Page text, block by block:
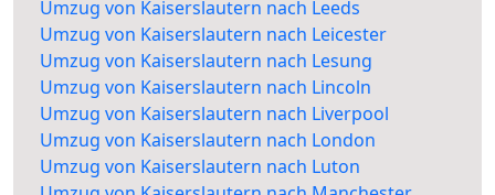
Umzug von Kaiserslautern nach Leeds
Umzug von Kaiserslautern nach Leicester
Umzug von Kaiserslautern nach Lesung
Umzug von Kaiserslautern nach Lincoln
Umzug von Kaiserslautern nach Liverpool
Umzug von Kaiserslautern nach London
Umzug von Kaiserslautern nach Luton